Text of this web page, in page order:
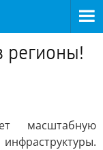
регионы!
масштабную